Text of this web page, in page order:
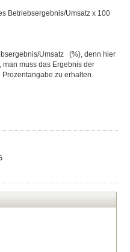
Betriebsergebnis/Umsatz x 100
Umsatz (%), denn hier
muss das Ergebnis der
zu erhalten.